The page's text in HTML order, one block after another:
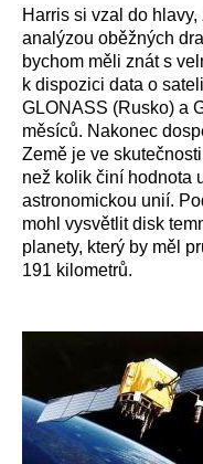
Harris si vzal do
analýzou oběžných
bychom měli znát s
k dispozici data o
GLONASS (Rusko) a
měsíců. Nakonec
Země je ve
než kolik činí hodnota
astronomickou unií.
mohl vysvětlit disk
planety, který by měl
191 kilometrů.